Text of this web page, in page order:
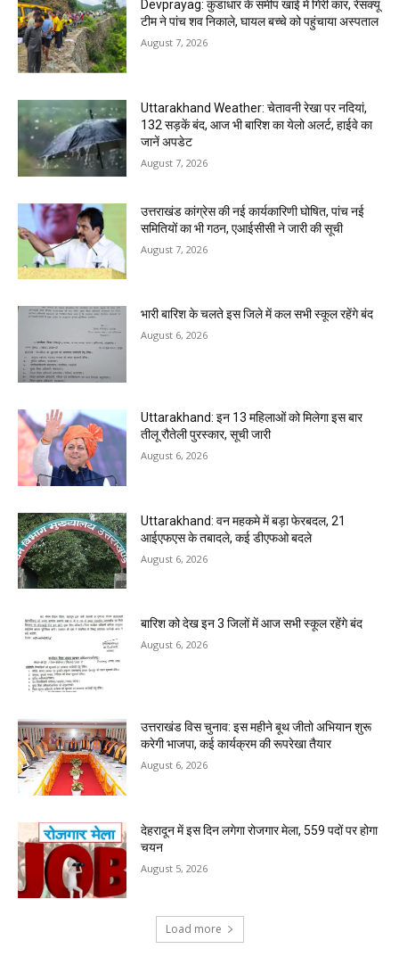
Devprayag: कुंडाधार के समीप खाई में गिरी कार, रेसक्यू
टीम ने पांच शव निकाले, घायल बच्चे को पहुंचाया अस्पताल
August 7, 2026
Uttarakhand Weather: चेतावनी रेखा पर नदियां,
132 सड़कें बंद, आज भी बारिश का येलो अलर्ट, हाईवे का
जानें अपडेट
August 7, 2026
उत्तराखंड कांग्रेस की नई कार्यकारिणी घोषित, पांच नई
समितियों का भी गठन, एआईसीसी ने जारी की सूची
August 7, 2026
भारी बारिश के चलते इस जिले में कल सभी स्कूल रहेंगे बंद
August 6, 2026
Uttarakhand: इन 13 महिलाओं को मिलेगा इस बार
तीलू रौतेली पुरस्कार, सूची जारी
August 6, 2026
Uttarakhand: वन महकमे में बड़ा फेरबदल, 21
आईएफएस के तबादले, कई डीएफओ बदले
August 6, 2026
बारिश को देख इन 3 जिलों में आज सभी स्कूल रहेंगे बंद
August 6, 2026
उत्तराखंड विस चुनाव: इस महीने बूथ जीतो अभियान शुरू
करेगी भाजपा, कई कार्यक्रम की रूपरेखा तैयार
August 6, 2026
देहरादून में इस दिन लगेगा रोजगार मेला, 559 पदों पर होगा
चयन
August 5, 2026
Load more